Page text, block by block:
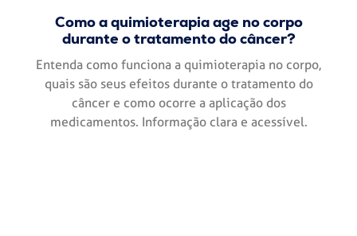
Como a quimioterapia age no corpo
durante o tratamento do câncer?
Entenda como funciona a quimioterapia no corpo,
quais são seus efeitos durante o tratamento do
câncer e como ocorre a aplicação dos
medicamentos. Informação clara e acessível.